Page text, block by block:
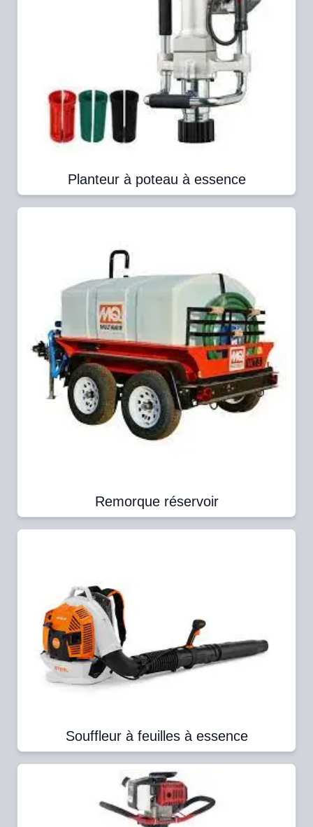
Planteur à poteau à essence
Remorque réservoir
Souffleur à feuilles à essence